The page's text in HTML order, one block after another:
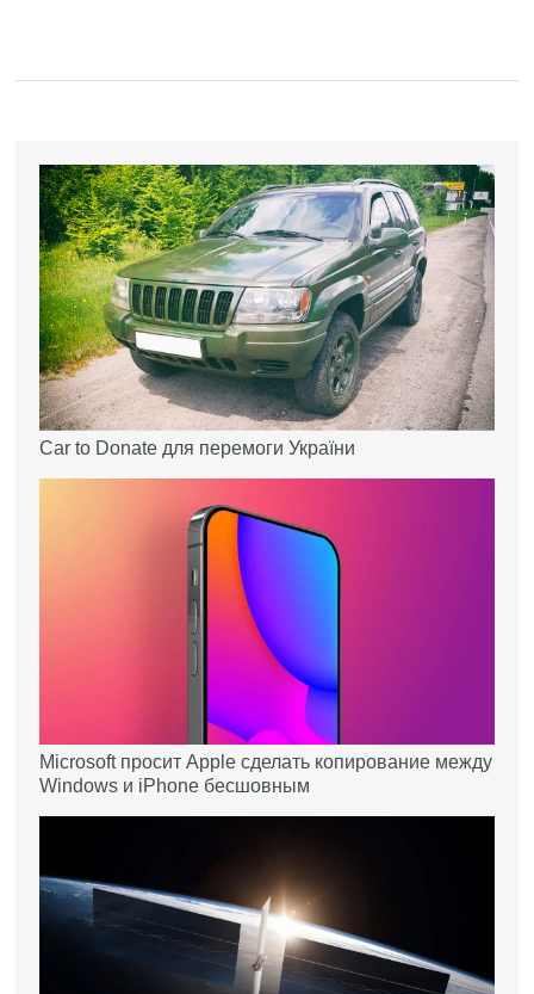
Car to Donate для перемоги України
Microsoft просит Apple сделать копирование между
Windows и iPhone бесшовным